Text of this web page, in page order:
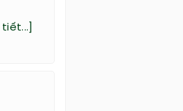
tiết...]